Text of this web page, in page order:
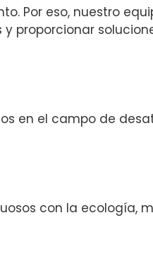
Por eso, nuestro
proporcionar
en el campo de
con la ecología,